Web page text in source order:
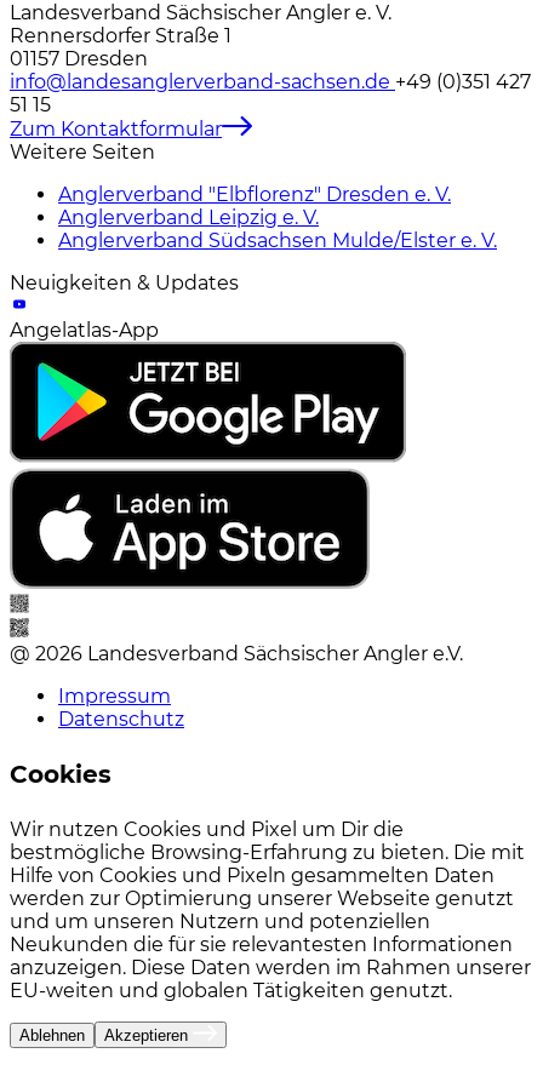
Landesverband Sächsischer Angler e. V.
Rennersdorfer Straße 1
01157 Dresden
info@landesanglerverband-sachsen.de +49 (0)351 427
51 15
Zum Kontaktformular
Weitere Seiten
Anglerverband "Elbflorenz" Dresden e. V.
Anglerverband Leipzig e. V.
Anglerverband Südsachsen Mulde/Elster e. V.
Neuigkeiten & Updates
Angelatlas-App
@ 2026 Landesverband Sächsischer Angler e.V.
Impressum
Datenschutz
Cookies
Wir nutzen Cookies und Pixel um Dir die
bestmögliche Browsing-Erfahrung zu bieten. Die mit
Hilfe von Cookies und Pixeln gesammelten Daten
werden zur Optimierung unserer Webseite genutzt
und um unseren Nutzern und potenziellen
Neukunden die für sie relevantesten Informationen
anzuzeigen. Diese Daten werden im Rahmen unserer
EU-weiten und globalen Tätigkeiten genutzt.
Ablehnen Akzeptieren